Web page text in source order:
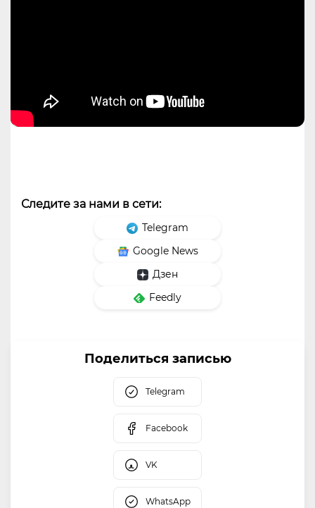
Следите за нами в сети:
Telegram
Google News
Дзен
Feedly
Поделиться записью
Telegram
Facebook
VK
WhatsApp